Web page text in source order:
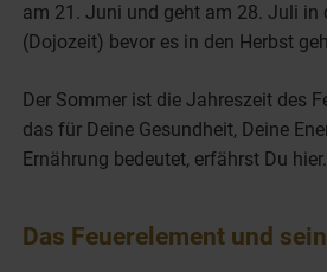
am 21. Juni und geht am 28. Juli in
(Dojozeit) bevor es in den Herbst
Der Sommer ist die Jahreszeit des
das für Deine Gesundheit, Deine
Ernährung bedeutet, erfährst Du hier.
Das Feuerelement und